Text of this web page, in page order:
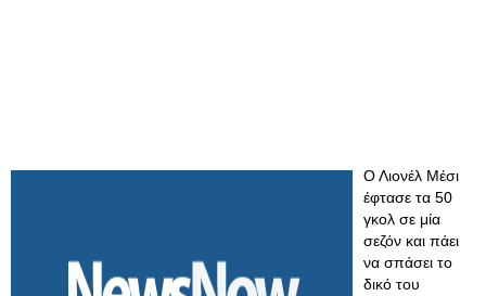
Ο Λιονέλ Μέσι
έφτασε τα 50
γκολ σε μία
σεζόν και πάει
να σπάσει το
δικό του